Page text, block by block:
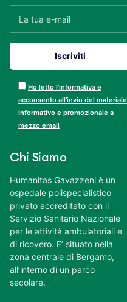
Ho letto l’informativa e
acconsento all’invio del materiale
informativo e promozionale a
mezzo email
Chi Siamo
Humanitas Gavazzeni è un
ospedale polispecialistico
privato accreditato con il
Servizio Sanitario Nazionale
per le attività ambulatoriali e
di ricovero. E’ situato nella
zona centrale di Bergamo,
all’interno di un parco
secolare.